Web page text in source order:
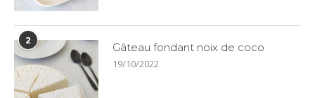
2
Gâteau fondant noix de coco
19/10/2022